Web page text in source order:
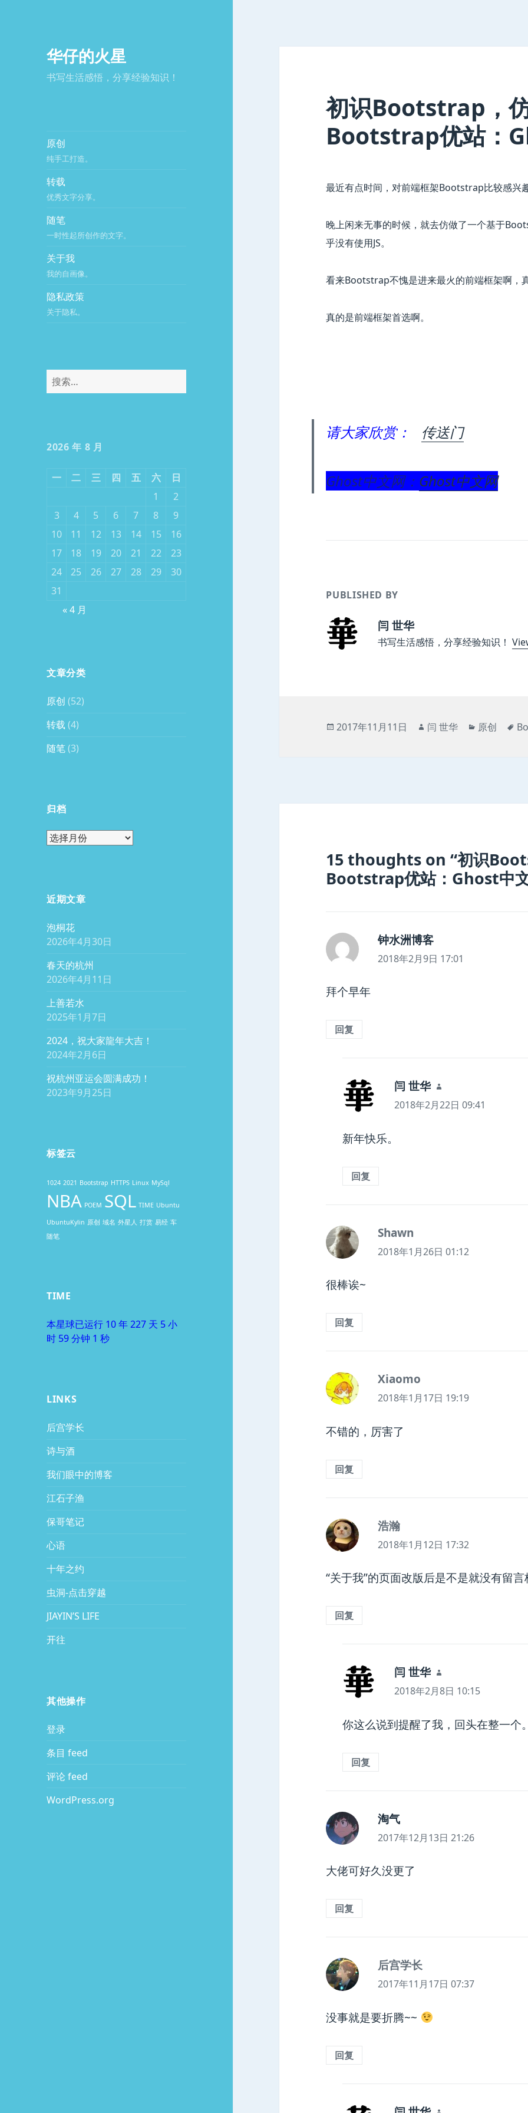
华仔的火星
书写生活感悟，分享经验知识！
原创
纯手工打造。
转载
优秀文字分享。
随笔
一时性起所创作的文字。
关于我
我的自画像。
隐私政策
关于隐私。
搜
索：
2026 年 8 月
一 二 三 四 五 六
日
1
2
3
4 5 6 7 8
9
10
11 12 13 14 15
16
17
18 19 20 21 22
23
24
25 26 27 28 29
30
31
« 4 月
文章分类
原创 (52)
转载 (4)
随笔(3)
归档
归
近期文章
泡桐花
2026年4月30日
春天的杭州
2026年4月11日
上善若水
2025年1月7日
2024，祝大家龍年大吉！
2024年2月6日
祝杭州亚运会圆满成功！
2023年9月25日
标签云
1024 2021 Bootstrap HTTPS Linux MySql
NBA POEM SQL TIME Ubuntu
UbuntuKylin 原创 域名 外星人 打赏 易经 车
随笔
TIME
本星球已运行 10 年 227 天 5 小
时 59 分钟 1 秒
LINKS
后宫学长
诗与酒
我们眼中的博客
江石子渔
保哥笔记
心语
十年之约
虫洞-点击穿越
JIAYIN’S LIFE
开往
其他操作
登录
条目 feed
评论 feed
WordPress.org
初识Bootstrap，
Bootstrap优站：
最近有点时间，对前端框架Bootstrap比较感兴
晚上闲来无事的时候，就去仿做了一个基于
乎没有使用JS。
看来Bootstrap不愧是进来最火的前端框架啊，
真的是前端框架首选啊。
请大家欣赏： 传送门
Ghost中文网： Ghost中文网
PUBLISHED BY
闫 世华
书写生活感悟，分享经验知识！
Posted
2017年11月11日 Author
闫 世华 Categories
原创
15 thoughts on “初识
Bootstrap优站：Ghost中
钟水洲博客
道：
2018年2月9日 17:01
拜个早年
回复
闫 世华
说
道：
2018年2月22日 09:41
新年快乐。
回复
Shawn
道：
2018年1月26日 01:12
很棒诶~
回复
Xiaomo
道：
2018年1月17日 19:19
不错的，厉害了
回复
浩瀚
道：
2018年1月12日 17:32
“关于我”的页面改版后是不是就没有留
回复
闫 世华
说
道：
2018年2月8日 10:15
你这么说到提醒了我，回头在整一个
回复
淘气
道：
2017年12月13日 21:26
大佬可好久没更了
回复
后宫学长
道：
2017年11月17日 07:37
没事就是要折腾~~
回复